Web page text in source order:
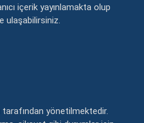
içerik yayınlamakta olup
ulaşabilirsiniz.
yönetilmektedir.